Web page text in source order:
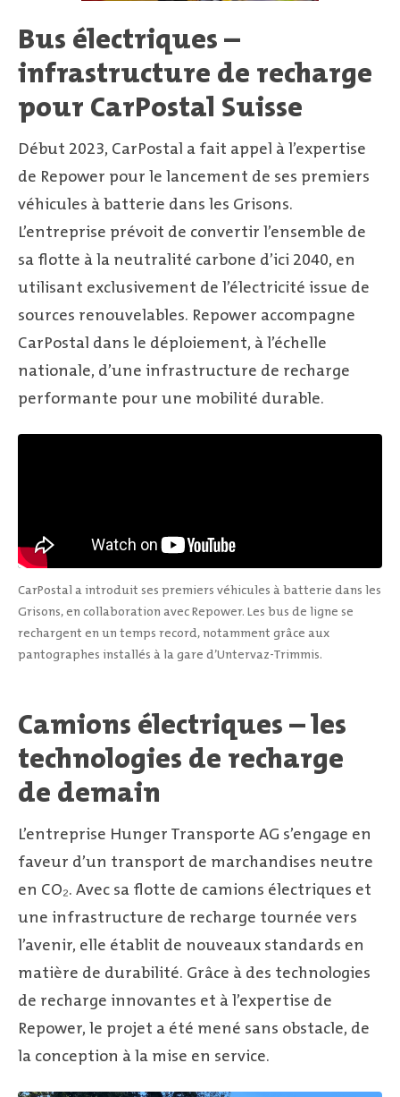
Bus électriques –
infrastructure de recharge
pour CarPostal Suisse
Début 2023, CarPostal a fait appel à l’expertise
de Repower pour le lancement de ses premiers
véhicules à batterie dans les Grisons.
L’entreprise prévoit de convertir l’ensemble de
sa flotte à la neutralité carbone d’ici 2040, en
utilisant exclusivement de l’électricité issue de
sources renouvelables. Repower accompagne
CarPostal dans le déploiement, à l’échelle
nationale, d’une infrastructure de recharge
performante pour une mobilité durable.
CarPostal a introduit ses premiers véhicules à batterie dans les
Grisons, en collaboration avec Repower. Les bus de ligne se
rechargent en un temps record, notamment grâce aux
pantographes installés à la gare d’Untervaz-Trimmis.
Camions électriques – les
technologies de recharge
de demain
L’entreprise Hunger Transporte AG s’engage en
faveur d’un transport de marchandises neutre
en CO₂. Avec sa flotte de camions électriques et
une infrastructure de recharge tournée vers
l’avenir, elle établit de nouveaux standards en
matière de durabilité. Grâce à des technologies
de recharge innovantes et à l’expertise de
Repower, le projet a été mené sans obstacle, de
la conception à la mise en service.